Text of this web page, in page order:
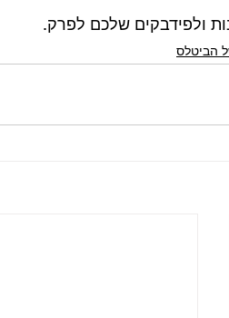
ולפידבקים שלכם לפרק.